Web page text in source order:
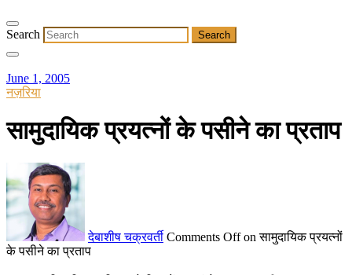
Search
June 1, 2005
नज़रिया
सामुदायिक प्रयत्नों के पसीने का प्रताप
देबाशीष चक्रवर्ती Comments Offon सामुदायिक प्रयत्नों
के पसीने का प्रताप